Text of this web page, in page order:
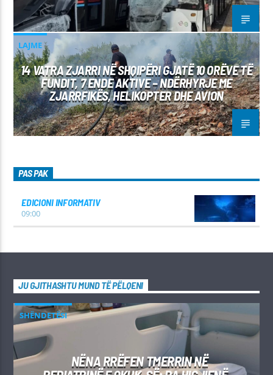
LAJME
14 VATRA ZJARRI NË SHQIPËRI GJATË 10 ORËVE TË
FUNDIT, 7 ENDE AKTIVE – NDËRHYRJE ME
ZJARRFIKËS, HELIKOPTER DHE AVION
PAS PAK
EDICIONI INFORMATIV
09:00
JU GJITHASHTU MUND TË PËLQENI
SHËNDETËSI
NËNA RRËFEN TMERRIN NË